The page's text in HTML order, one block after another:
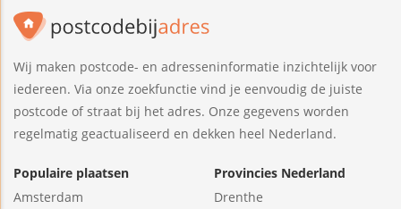
Wij maken postcode- en adresseninformatie inzichtelijk voor
iedereen. Via onze zoekfunctie vind je eenvoudig de juiste
postcode of straat bij het adres. Onze gegevens worden
regelmatig geactualiseerd en dekken heel Nederland.
Populaire plaatsen
Amsterdam
Provincies Nederland
Drenthe